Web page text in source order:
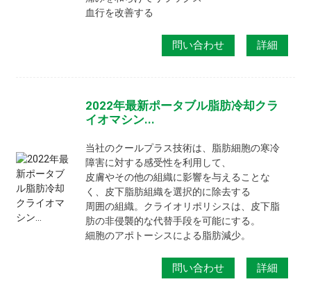
血行を改善する
問い合わせ 詳細
2022年最新ポータブル脂肪冷却クラ
イオマシン...
当社のクールプラス技術は、脂肪細胞の寒冷
障害に対する感受性を利用して、
皮膚やその他の組織に影響を与えることな
く、皮下脂肪組織を選択的に除去する
周囲の組織。クライオリポリシスは、皮下脂
肪の非侵襲的な代替手段を可能にする。
細胞のアポトーシスによる脂肪減少。
問い合わせ 詳細